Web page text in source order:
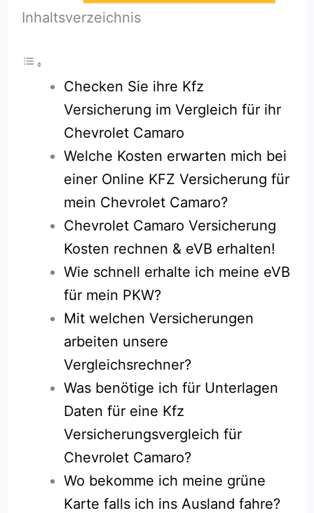
Inhaltsverzeichnis
Checken Sie ihre Kfz
Versicherung im Vergleich für ihr
Chevrolet Camaro
Welche Kosten erwarten mich bei
einer Online KFZ Versicherung für
mein Chevrolet Camaro?
Chevrolet Camaro Versicherung
Kosten rechnen & eVB erhalten!
Wie schnell erhalte ich meine eVB
für mein PKW?
Mit welchen Versicherungen
arbeiten unsere
Vergleichsrechner?
Was benötige ich für Unterlagen
Daten für eine Kfz
Versicherungsvergleich für
Chevrolet Camaro?
Wo bekomme ich meine grüne
Karte falls ich ins Ausland fahre?